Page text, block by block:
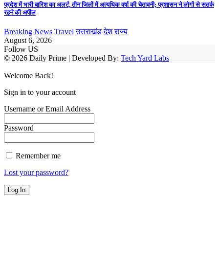
प्रदेश में भारी बारिश का अलर्ट, तीन जिलों में अत्यधिक वर्षा की चेतावनी; प्रशासन ने लोगों से सतर्क
रहने की अपील
Breaking News Travel उत्तराखंड देश राज्य
August 6, 2026
Follow US
© 2026 Daily Prime | Developed By: Tech Yard Labs
Welcome Back!
Sign in to your account
Username or Email Address
Password
Remember me
Lost your password?